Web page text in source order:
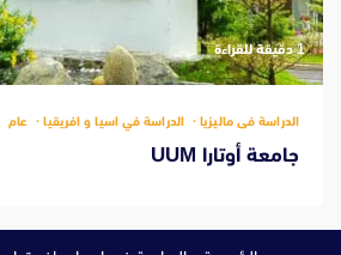
‫1 دقيقة للقراءة
الدراسة فى ماليزيا الدراسة في اسيا و افريقيا عام
جامعة أوتارا UUM